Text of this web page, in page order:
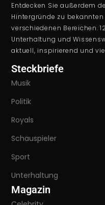
Entdecken Sie außerdem
Hintergründe zu
verschiedenen Bereichen.
Unterhaltung und
aktuell, inspirierend und
Steckbriefe
Musik
Politik
Royals
Schauspieler
Sport
Unterhaltung
Magazin